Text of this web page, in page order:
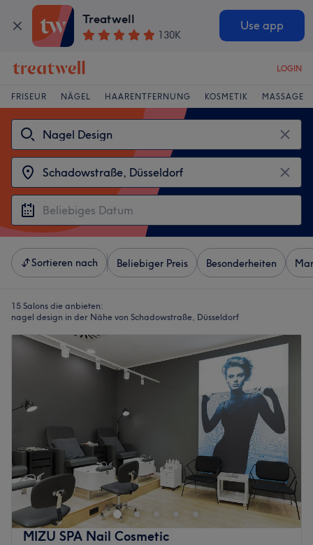
Treatwell
130K
Use app
LOGIN
FRISEUR NÄGEL HAARENTFERNUNG KOSMETIK MASSAGE
Sortieren nach Beliebiger Preis Besonderheiten
15 Salons die anbieten:
nagel design in der Nähe von Schadowstraße, Düsseldorf
MIZU SPA Nail Cosmetic